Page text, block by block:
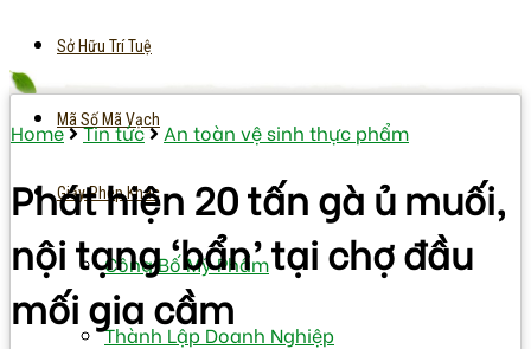
Sở Hữu Trí Tuệ
Mã Số Mã Vạch
Giấy Phép Khác
Công Bố Mỹ Phẩm
Thành Lập Doanh Nghiệp
Home Tin tức An toàn vệ sinh thực phẩm
Phát hiện 20 tấn gà ủ muối,
nội tạng ‘bẩn’ tại chợ đầu
mối gia cầm